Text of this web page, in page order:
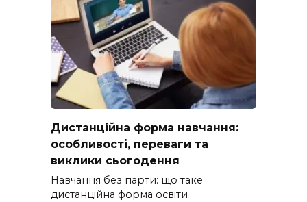
Дистанційна форма навчання:
особливості, переваги та
виклики сьогодення
Навчання без парти: що таке
дистанційна форма освіти